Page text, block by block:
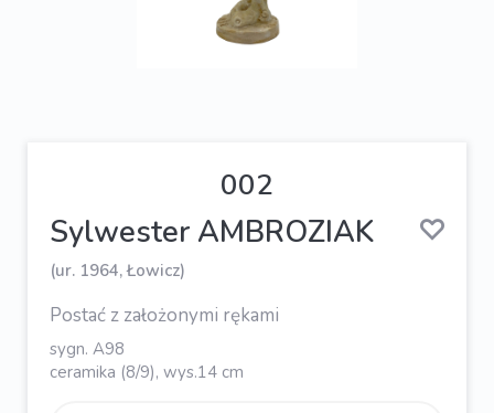
002
Sylwester AMBROZIAK
(ur. 1964, Łowicz)
Postać z założonymi rękami
sygn. A98
ceramika (8/9), wys.14 cm